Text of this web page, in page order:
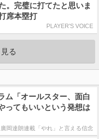
。完璧に打てたと思いま
席本塁打
PLAYER'S VOICE
る
ム「オールスター、面白
ってもいいという発想は
廣岡達朗連載「やれ」と言える信念